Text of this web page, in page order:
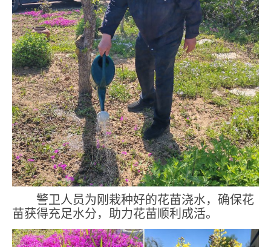
警卫人员为刚栽种好的花苗浇水，确保花
苗获得充足水分，助力花苗顺利成活。